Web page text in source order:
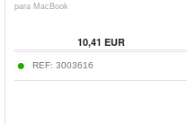
para MacBook
10,41 EUR
REF: 3003616